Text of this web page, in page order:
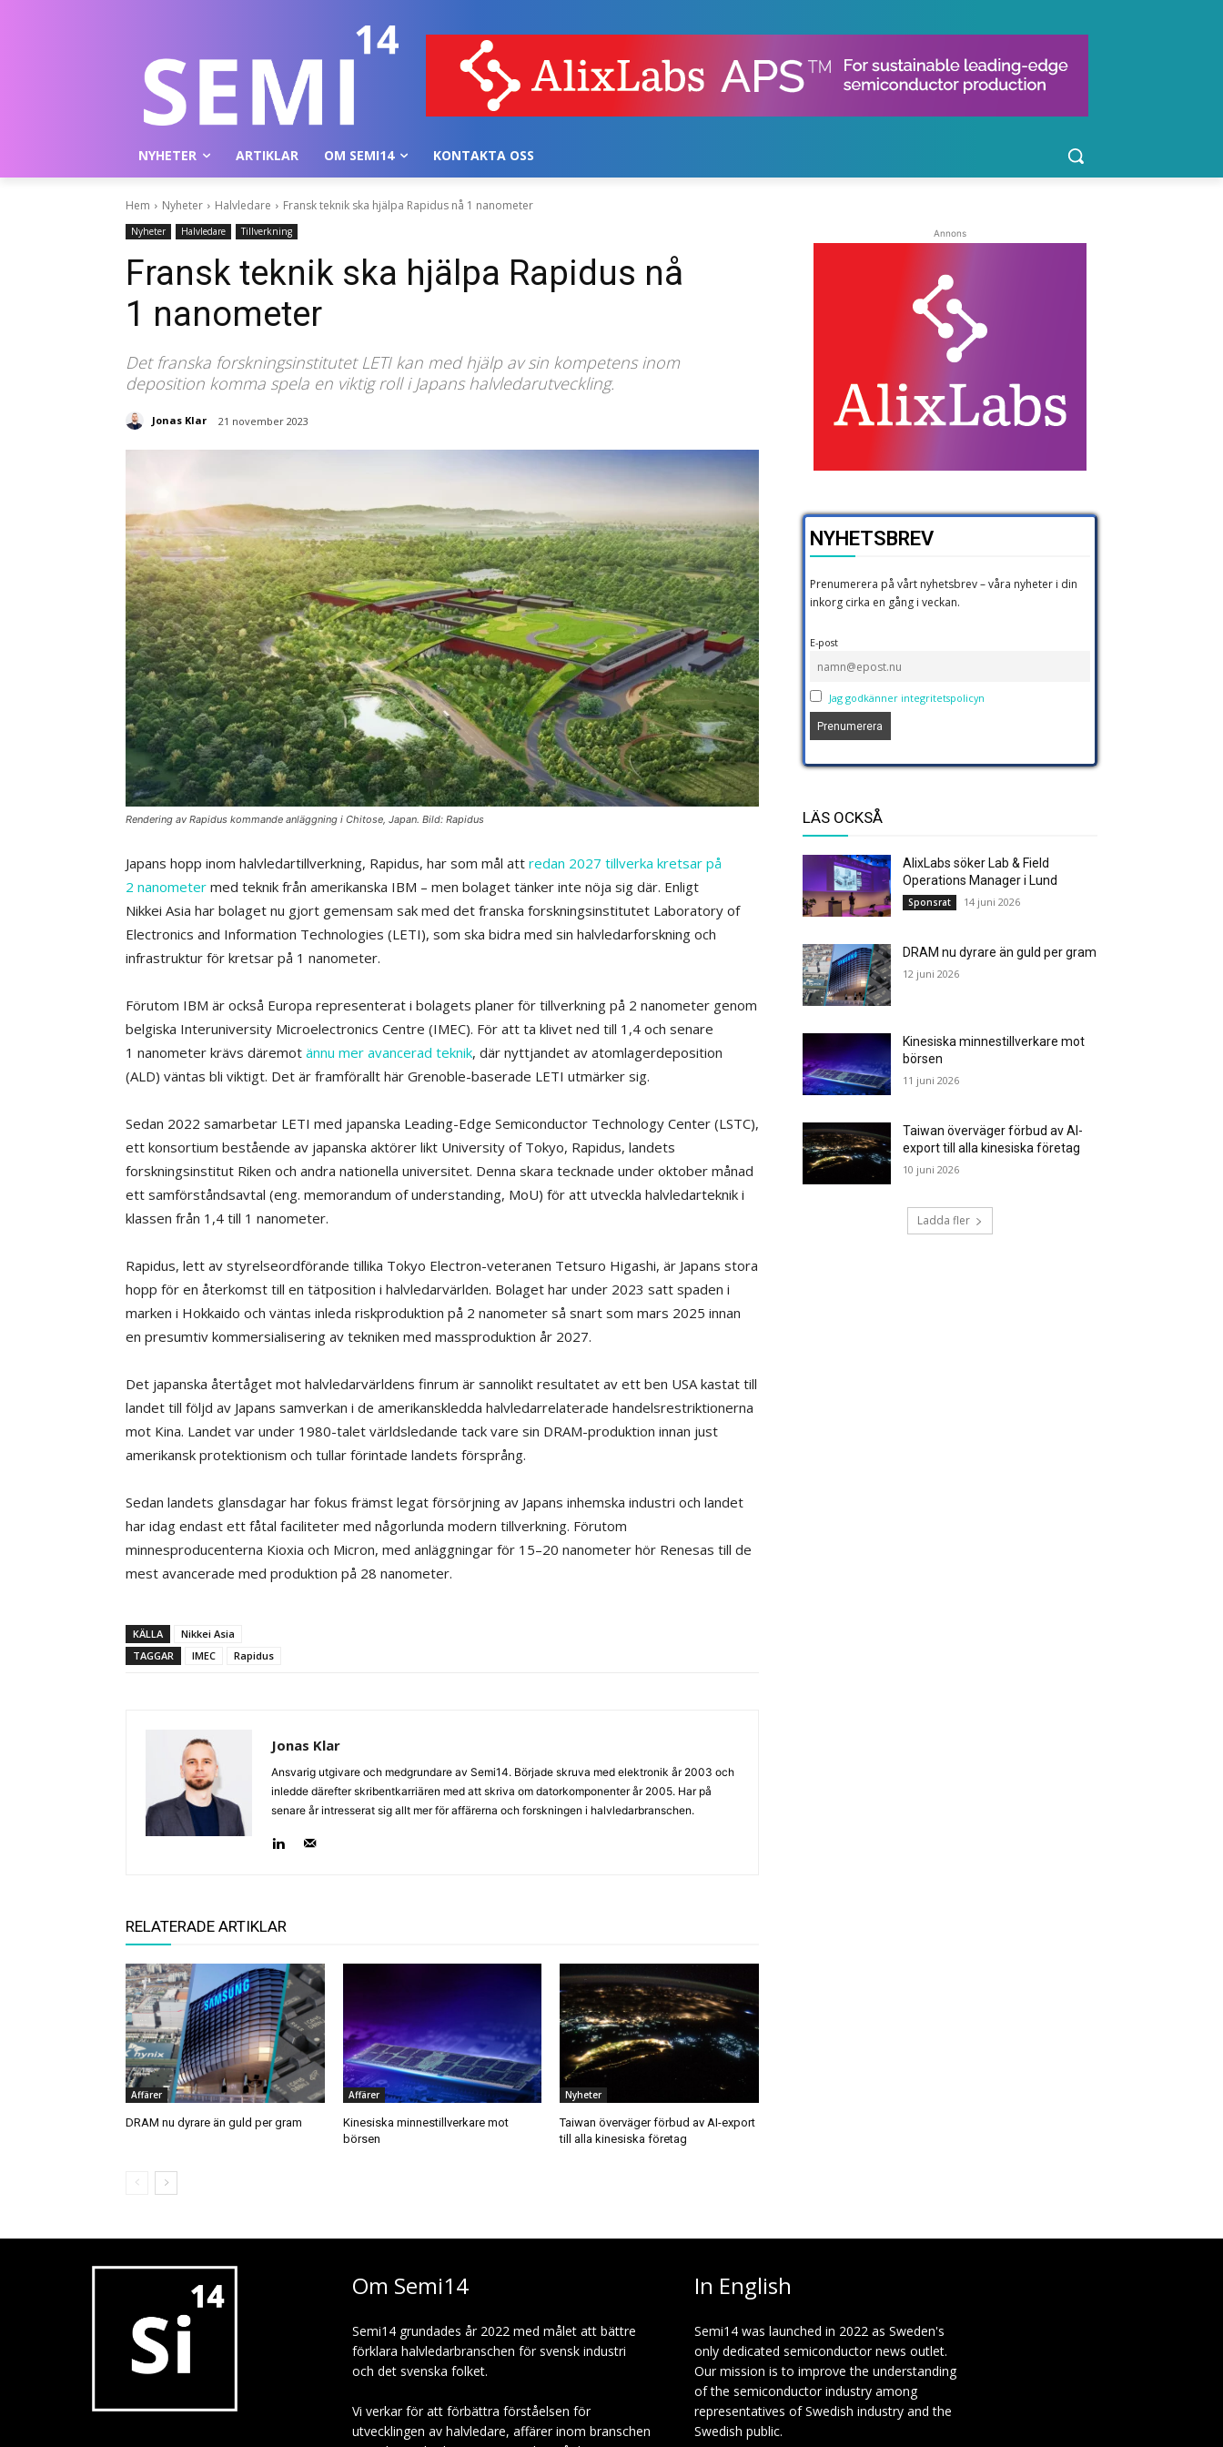
NYHETER ARTIKLAR OM SEMI14 KONTAKTA OSS
Hem Nyheter Halvledare Fransk teknik ska hjälpa Rapidus nå 1 nanometer
Nyheter Halvledare Tillverkning
Fransk teknik ska hjälpa Rapidus nå
1 nanometer
Det franska forskningsinstitutet LETI kan med hjälp av sin kompetens inom
deposition komma spela en viktig roll i Japans halvledarutveckling.
Jonas Klar 21 november 2023
Rendering av Rapidus kommande anläggning i Chitose, Japan. Bild: Rapidus
Japans hopp inom halvledartillverkning, Rapidus, har som mål att redan 2027 tillverka kretsar på
2 nanometer med teknik från amerikanska IBM – men bolaget tänker inte nöja sig där. Enligt
Nikkei Asia har bolaget nu gjort gemensam sak med det franska forskningsinstitutet Laboratory of
Electronics and Information Technologies (LETI), som ska bidra med sin halvledarforskning och
infrastruktur för kretsar på 1 nanometer.
Förutom IBM är också Europa representerat i bolagets planer för tillverkning på 2 nanometer genom
belgiska Interuniversity Microelectronics Centre (IMEC). För att ta klivet ned till 1,4 och senare
1 nanometer krävs däremot ännu mer avancerad teknik, där nyttjandet av atomlagerdeposition
(ALD) väntas bli viktigt. Det är framförallt här Grenoble-baserade LETI utmärker sig.
Sedan 2022 samarbetar LETI med japanska Leading-Edge Semiconductor Technology Center (LSTC),
ett konsortium bestående av japanska aktörer likt University of Tokyo, Rapidus, landets
forskningsinstitut Riken och andra nationella universitet. Denna skara tecknade under oktober månad
ett samförståndsavtal (eng. memorandum of understanding, MoU) för att utveckla halvledarteknik i
klassen från 1,4 till 1 nanometer.
Rapidus, lett av styrelseordförande tillika Tokyo Electron-veteranen Tetsuro Higashi, är Japans stora
hopp för en återkomst till en tätposition i halvledarvärlden. Bolaget har under 2023 satt spaden i
marken i Hokkaido och väntas inleda riskproduktion på 2 nanometer så snart som mars 2025 innan
en presumtiv kommersialisering av tekniken med massproduktion år 2027.
Det japanska återtåget mot halvledarvärldens finrum är sannolikt resultatet av ett ben USA kastat till
landet till följd av Japans samverkan i de amerikanskledda halvledarrelaterade handelsrestriktionerna
mot Kina. Landet var under 1980-talet världsledande tack vare sin DRAM-produktion innan just
amerikansk protektionism och tullar förintade landets försprång.
Sedan landets glansdagar har fokus främst legat försörjning av Japans inhemska industri och landet
har idag endast ett fåtal faciliteter med någorlunda modern tillverkning. Förutom
minnesproducenterna Kioxia och Micron, med anläggningar för 15–20 nanometer hör Renesas till de
mest avancerade med produktion på 28 nanometer.
KÄLLA
Nikkei Asia
TAGGAR
IMEC Rapidus
Jonas Klar
Ansvarig utgivare och medgrundare av Semi14. Började skruva med elektronik år 2003 och
inledde därefter skribentkarriären med att skriva om datorkomponenter år 2005. Har på
senare år intresserat sig allt mer för affärerna och forskningen i halvledarbranschen.
RELATERADE ARTIKLAR
Affärer
DRAM nu dyrare än guld per gram
Affärer
Kinesiska minnestillverkare mot
börsen
Nyheter
Taiwan överväger förbud av AI-export
till alla kinesiska företag
Annons
NYHETSBREV
Prenumerera på vårt nyhetsbrev – våra nyheter i din
inkorg cirka en gång i veckan.
E-post
Jag godkänner integritetspolicyn
LÄS OCKSÅ
AlixLabs söker Lab & Field
Operations Manager i Lund
Sponsrat 14 juni 2026
DRAM nu dyrare än guld per gram
12 juni 2026
Kinesiska minnestillverkare mot
börsen
11 juni 2026
Taiwan överväger förbud av AI-
export till alla kinesiska företag
10 juni 2026
Ladda fler
Om Semi14
Semi14 grundades år 2022 med målet att bättre
förklara halvledarbranschen för svensk industri
och det svenska folket.
Vi verkar för att förbättra förståelsen för
utvecklingen av halvledare, affärer inom branschen
In English
Semi14 was launched in 2022 as Sweden's
only dedicated semiconductor news outlet.
Our mission is to improve the understanding
of the semiconductor industry among
representatives of Swedish industry and the
Swedish public.